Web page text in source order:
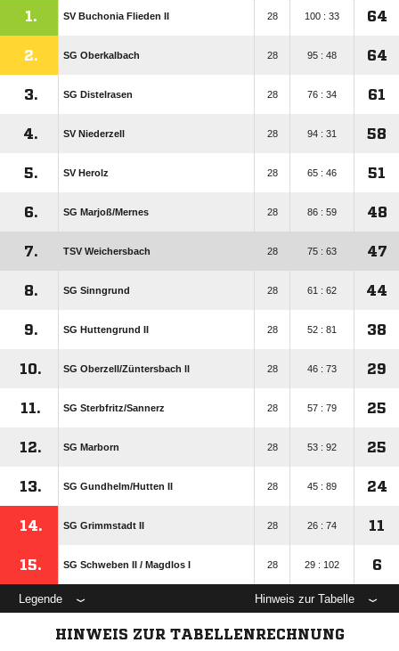
1. SV Buchonia Flieden II 28 100 : 33 64
2. SG Oberkalbach 28 95 : 48 64
3. SG Distelrasen 28 76 : 34 61
4. SV Niederzell 28 94 : 31 58
5. SV Herolz 28 65 : 46 51
6. SG Marjoß/​Mernes 28 86 : 59 48
7. TSV Weichersbach 28 75 : 63 47
8. SG Sinngrund 28 61 : 62 44
9. SG Huttengrund II 28 52 : 81 38
10. SG Oberzell/​Züntersbach ll 28 46 : 73 29
11. SG Sterbfritz/​Sannerz 28 57 : 79 25
12. SG Marborn 28 53 : 92 25
13. SG Gundhelm/​Hutten II 28 45 : 89 24
14. SG Grimmstadt II 28 26 : 74 11
15. SG Schweben II /​ Magdlos I 28 29 : 102 6
Legende Hinweis zur Tabelle
HINWEIS ZUR TABELLENRECHNUNG